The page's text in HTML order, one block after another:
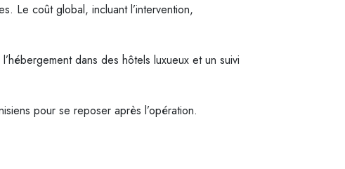
Le coût global, incluant l’intervention,
dans des hôtels luxueux et un suivi
pour se reposer après l’opération.